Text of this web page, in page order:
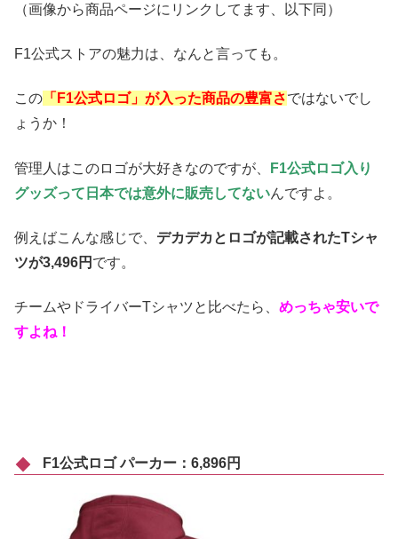
（画像から商品ページにリンクしてます、以下同）
F1公式ストアの魅力は、なんと言っても。
この 「F1公式ロゴ」が入った商品の豊富さではないでし
ょうか！
管理人はこのロゴが大好きなのですが、
F1公式ロゴ入り
グッズって日本では意外に販売してないんですよ。
例えばこんな感じで、 デカデカとロゴが記載されたTシャ
ツが3,496円 です。
チームやドライバーTシャツと比べたら、 めっちゃ安いで
すよね！
F1公式ロゴ パーカー：6,896円